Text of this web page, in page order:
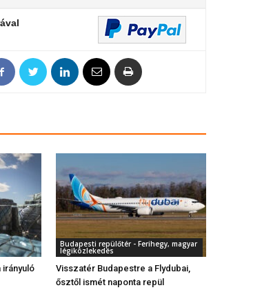
irányuló
Budapesti repülőtér - Ferihegy, magyar
légiközlekedés
Visszatér Budapestre a Flydubai,
ősztől ismét naponta repül